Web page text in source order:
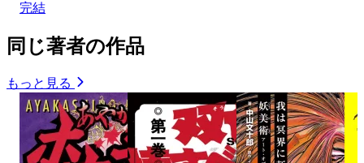
完結
同じ著者の作品
もっと見る